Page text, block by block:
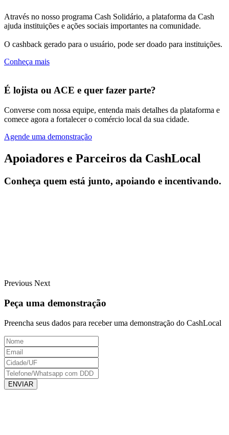
Através no nosso programa Cash Solidário, a plataforma da Cash
ajuda instituições e ações sociais importantes na comunidade.
O cashback gerado para o usuário, pode ser doado para instituições.
Conheça mais
É lojista ou ACE e quer fazer parte?
Converse com nossa equipe, entenda mais detalhes da plataforma e
comece agora a fortalecer o comércio local da sua cidade.
Agende uma demonstração
Apoiadores e Parceiros da CashLocal
Conheça quem está junto, apoiando e incentivando.
Previous Next
Peça uma demonstração
Preencha seus dados para receber uma demonstração do CashLocal
ENVIAR